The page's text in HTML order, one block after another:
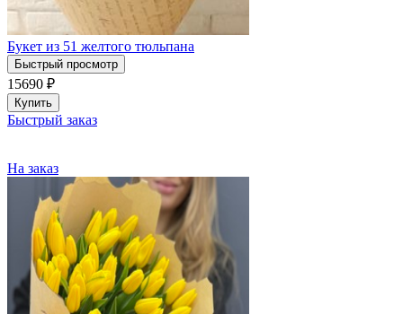
Букет из 51 желтого тюльпана
Быстрый просмотр
15690 ₽
Купить
Быстрый заказ
На заказ